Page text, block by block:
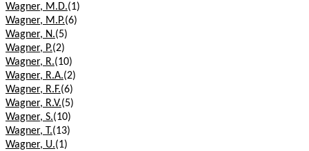
Wagner, M.D.(1)
Wagner, M.P.(6)
Wagner, N.(5)
Wagner, P.(2)
Wagner, R.(10)
Wagner, R.A.(2)
Wagner, R.F.(6)
Wagner, R.V.(5)
Wagner, S.(10)
Wagner, T.(13)
Wagner, U.(1)